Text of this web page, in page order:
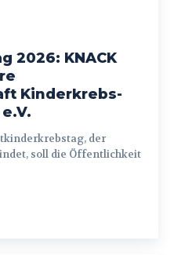
2026: KNACK
Kinderkrebs-
soll die Öffentlichkeit